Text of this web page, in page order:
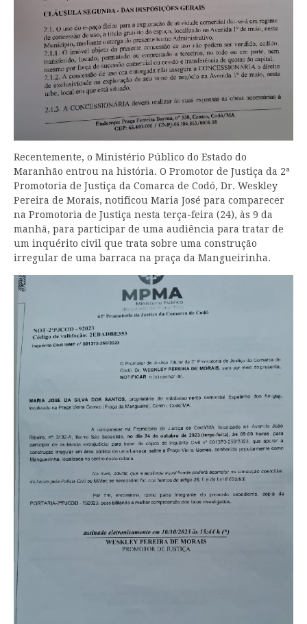
Recentemente, o Ministério Público do Estado do
Maranhão entrou na história. O Promotor de Justiça da 2ª
Promotoria de Justiça da Comarca de Codó, Dr. Weskley
Pereira de Morais, notificou Maria José para comparecer
na Promotoria de Justiça nesta terça-feira (24), às 9 da
manhã, para participar de uma audiência para tratar de
um inquérito civil que trata sobre uma construção
irregular de uma barraca na praça da Mangueirinha.